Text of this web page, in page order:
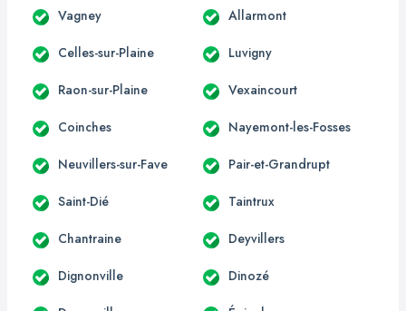
Vagney Allarmont
Celles-sur-Plaine Luvigny
Raon-sur-Plaine Vexaincourt
Coinches Nayemont-les-Fosses
Neuvillers-sur-Fave Pair-et-Grandrupt
Saint-Dié Taintrux
Chantraine Deyvillers
Dignonville Dinozé